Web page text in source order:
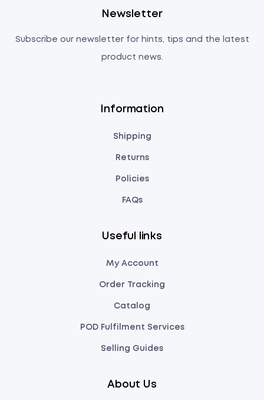
Information
Shipping
Returns
Policies
FAQs
Useful links
My Account
Order Tracking
Catalog
POD Fulfilment Services
Selling Guides
About Us
Newsletter
Subscribe our newsletter for hints, tips and the latest
product news.